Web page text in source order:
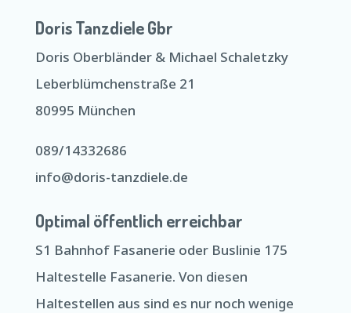
Doris Tanzdiele Gbr
Doris Oberbländer & Michael Schaletzky
Leberblümchenstraße 21
80995 München
089/14332686
info@doris-tanzdiele.de
Optimal öffentlich erreichbar
S1 Bahnhof Fasanerie oder Buslinie 175
Haltestelle Fasanerie. Von diesen
Haltestellen aus sind es nur noch wenige